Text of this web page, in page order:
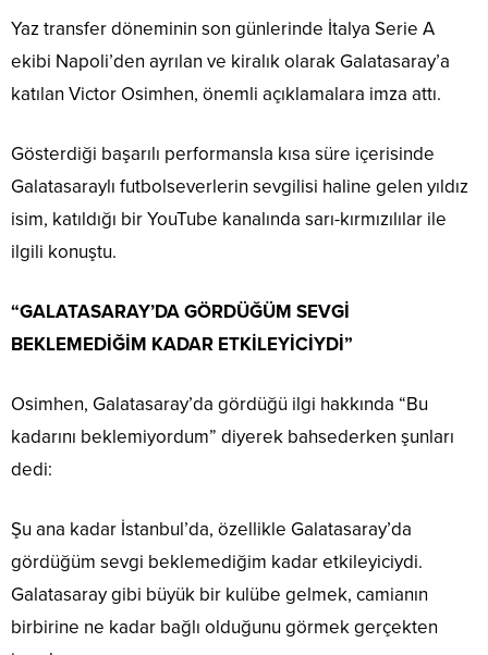
Yaz transfer döneminin son günlerinde İtalya Serie A
ekibi Napoli’den ayrılan ve kiralık olarak Galatasaray’a
katılan Victor Osimhen, önemli açıklamalara imza attı.
Gösterdiği başarılı performansla kısa süre içerisinde
Galatasaraylı futbolseverlerin sevgilisi haline gelen yıldız
isim, katıldığı bir YouTube kanalında sarı-kırmızılılar ile
ilgili konuştu.
“GALATASARAY’DA GÖRDÜĞÜM SEVGİ
BEKLEMEDİĞİM KADAR ETKİLEYİCİYDİ”
Osimhen, Galatasaray’da gördüğü ilgi hakkında “Bu
kadarını beklemiyordum” diyerek bahsederken şunları
dedi:
Şu ana kadar İstanbul’da, özellikle Galatasaray’da
gördüğüm sevgi beklemediğim kadar etkileyiciydi.
Galatasaray gibi büyük bir kulübe gelmek, camianın
birbirine ne kadar bağlı olduğunu görmek gerçekten